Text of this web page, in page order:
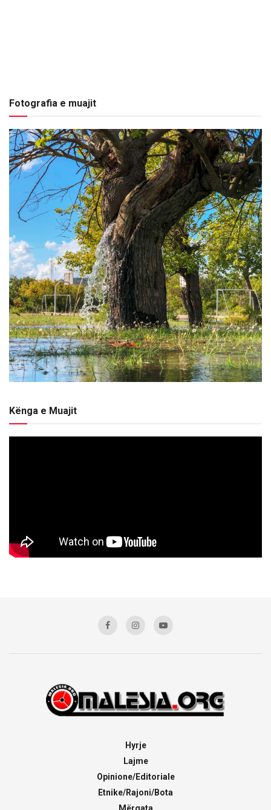
Fotografia e muajit
Kënga e Muajit
Hyrje
Lajme
Opinione/Editoriale
Etnike/Rajoni/Bota
Mërgata